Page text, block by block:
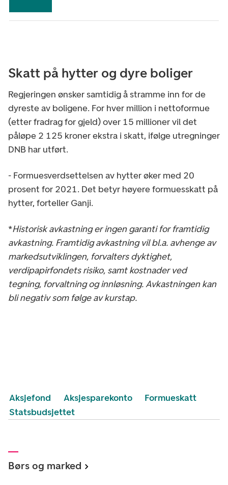
Skatt på hytter og dyre boliger
Regjeringen ønsker samtidig å stramme inn for de
dyreste av boligene. For hver million i nettoformue
(etter fradrag for gjeld) over 15 millioner vil det
påløpe 2 125 kroner ekstra i skatt, ifølge utregninger
DNB har utført.
- Formuesverdsettelsen av hytter øker med 20
prosent for 2021. Det betyr høyere formuesskatt på
hytter, forteller Ganji.
*Historisk avkastning er ingen garanti for framtidig
avkastning. Framtidig avkastning vil bl.a. avhenge av
markedsutviklingen, forvalters dyktighet,
verdipapirfondets risiko, samt kostnader ved
tegning, forvaltning og innløsning. Avkastningen kan
bli negativ som følge av kurstap.
Aksjefond Aksjesparekonto
Formueskatt
Statsbudsjettet
Børs og marked